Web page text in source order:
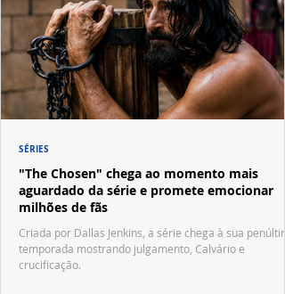
"The Chosen" chega ao momento mais
aguardado da série e promete emocionar
milhões de fãs
Criada por Dallas Jenkins, a série chega à sua
temporada mostrando julgamento, Calvário e
crucificação.
SÉRIES